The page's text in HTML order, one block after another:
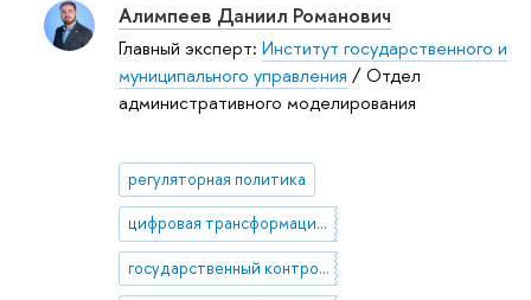
Алимпеев Даниил Романович
Главный эксперт: Институт государственного и
муниципального управления / Отдел
административного моделирования
регуляторная политика
цифровая трансформация в государственном управлении
государственный контроль (надзор)